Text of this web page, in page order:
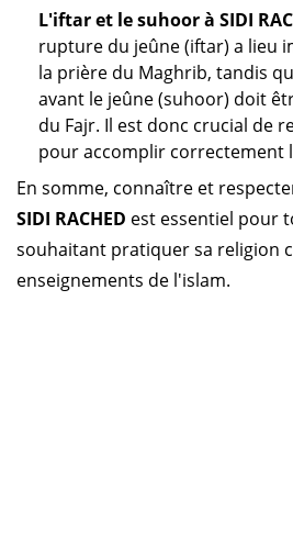
L'iftar et le suhoor à SIDI
rupture du jeûne (iftar) a lieu
la prière du Maghrib, tandis
avant le jeûne (suhoor) doit
du Fajr. Il est donc crucial de
pour accomplir correctement
En somme, connaître et
SIDI RACHED est essentiel pour
souhaitant pratiquer sa religion
enseignements de l'islam.